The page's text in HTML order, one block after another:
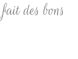
des bons